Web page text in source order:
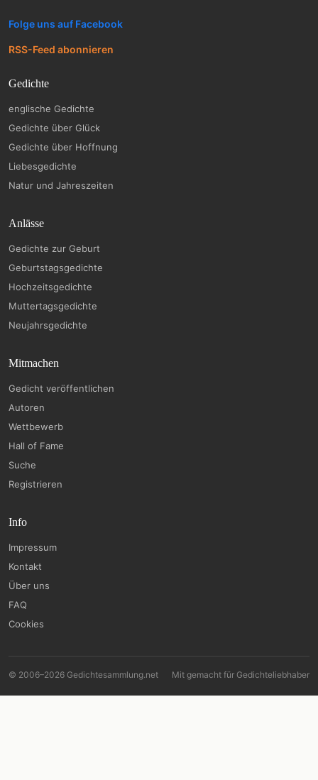
Folge uns auf Facebook
RSS-Feed abonnieren
Gedichte
englische Gedichte
Gedichte über Glück
Gedichte über Hoffnung
Liebesgedichte
Natur und Jahreszeiten
Anlässe
Gedichte zur Geburt
Geburtstagsgedichte
Hochzeitsgedichte
Muttertagsgedichte
Neujahrsgedichte
Mitmachen
Gedicht veröffentlichen
Autoren
Wettbewerb
Hall of Fame
Suche
Registrieren
Info
Impressum
Kontakt
Über uns
FAQ
Cookies
© 2006–2026 Gedichtesammlung.net Mit gemacht für Gedichteliebhaber